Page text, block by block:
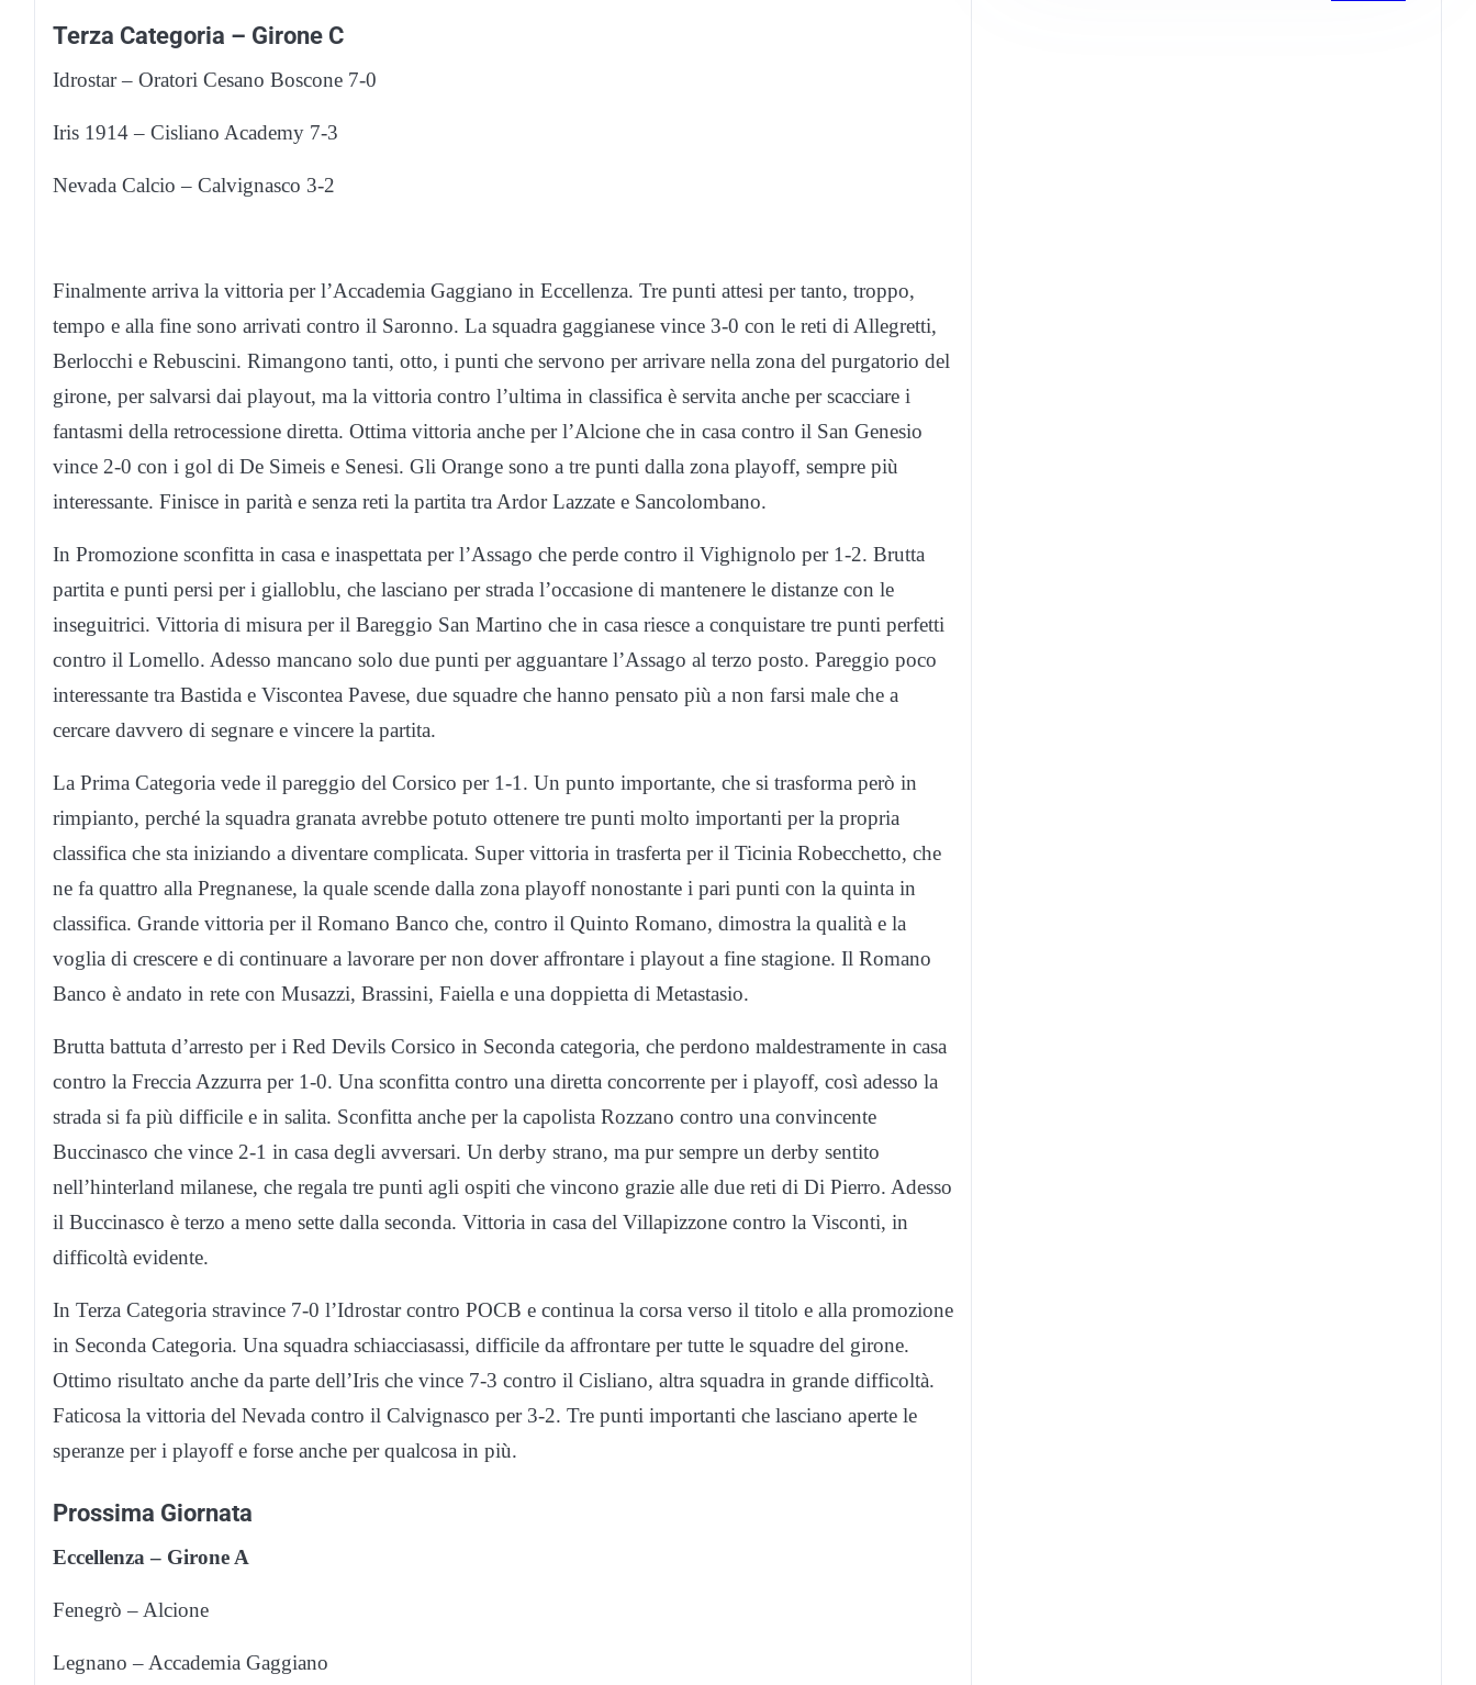
Terza Categoria – Girone C
Idrostar – Oratori Cesano Boscone 7-0
Iris 1914 – Cisliano Academy 7-3
Nevada Calcio – Calvignasco 3-2
Finalmente arriva la vittoria per l’Accademia Gaggiano in Eccellenza. Tre punti attesi per tanto, troppo,
tempo e alla fine sono arrivati contro il Saronno. La squadra gaggianese vince 3-0 con le reti di Allegretti,
Berlocchi e Rebuscini. Rimangono tanti, otto, i punti che servono per arrivare nella zona del purgatorio del
girone, per salvarsi dai playout, ma la vittoria contro l’ultima in classifica è servita anche per scacciare i
fantasmi della retrocessione diretta. Ottima vittoria anche per l’Alcione che in casa contro il San Genesio
vince 2-0 con i gol di De Simeis e Senesi. Gli Orange sono a tre punti dalla zona playoff, sempre più
interessante. Finisce in parità e senza reti la partita tra Ardor Lazzate e Sancolombano.
In Promozione sconfitta in casa e inaspettata per l’Assago che perde contro il Vighignolo per 1-2. Brutta
partita e punti persi per i gialloblu, che lasciano per strada l’occasione di mantenere le distanze con le
inseguitrici. Vittoria di misura per il Bareggio San Martino che in casa riesce a conquistare tre punti perfetti
contro il Lomello. Adesso mancano solo due punti per agguantare l’Assago al terzo posto. Pareggio poco
interessante tra Bastida e Viscontea Pavese, due squadre che hanno pensato più a non farsi male che a
cercare davvero di segnare e vincere la partita.
La Prima Categoria vede il pareggio del Corsico per 1-1. Un punto importante, che si trasforma però in
rimpianto, perché la squadra granata avrebbe potuto ottenere tre punti molto importanti per la propria
classifica che sta iniziando a diventare complicata. Super vittoria in trasferta per il Ticinia Robecchetto, che
ne fa quattro alla Pregnanese, la quale scende dalla zona playoff nonostante i pari punti con la quinta in
classifica. Grande vittoria per il Romano Banco che, contro il Quinto Romano, dimostra la qualità e la
voglia di crescere e di continuare a lavorare per non dover affrontare i playout a fine stagione. Il Romano
Banco è andato in rete con Musazzi, Brassini, Faiella e una doppietta di Metastasio.
Brutta battuta d’arresto per i Red Devils Corsico in Seconda categoria, che perdono maldestramente in casa
contro la Freccia Azzurra per 1-0. Una sconfitta contro una diretta concorrente per i playoff, così adesso la
strada si fa più difficile e in salita. Sconfitta anche per la capolista Rozzano contro una convincente
Buccinasco che vince 2-1 in casa degli avversari. Un derby strano, ma pur sempre un derby sentito
nell’hinterland milanese, che regala tre punti agli ospiti che vincono grazie alle due reti di Di Pierro. Adesso
il Buccinasco è terzo a meno sette dalla seconda. Vittoria in casa del Villapizzone contro la Visconti, in
difficoltà evidente.
In Terza Categoria stravince 7-0 l’Idrostar contro POCB e continua la corsa verso il titolo e alla promozione
in Seconda Categoria. Una squadra schiacciasassi, difficile da affrontare per tutte le squadre del girone.
Ottimo risultato anche da parte dell’Iris che vince 7-3 contro il Cisliano, altra squadra in grande difficoltà.
Faticosa la vittoria del Nevada contro il Calvignasco per 3-2. Tre punti importanti che lasciano aperte le
speranze per i playoff e forse anche per qualcosa in più.
Prossima Giornata
Eccellenza – Girone A
Fenegrò – Alcione
Legnano – Accademia Gaggiano